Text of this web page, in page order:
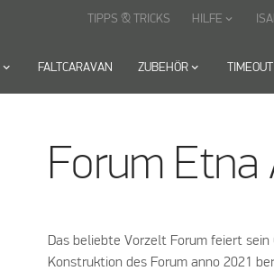
keyboard_arrow_down FALTCARAVAN ZUBEHÖR keyboard_arrow_down TIMEOUT
TIPPS & TRICKS HILFE keyboard_arrow_down
Forum Etna
Das beliebte Vorzelt Forum feiert
Konstruktion des Forum anno 2021